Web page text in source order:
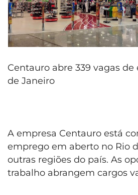
Centauro abre 339 vagas
de Janeiro
A empresa Centauro está
emprego em aberto no Rio
outras regiões do país. As
trabalho abrangem cargos